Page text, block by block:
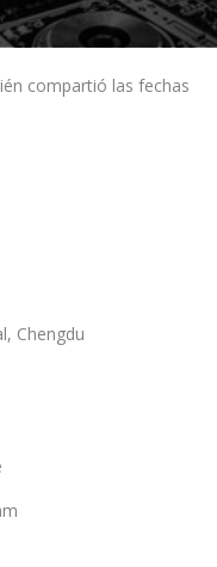
compartió las fechas
Chengdu